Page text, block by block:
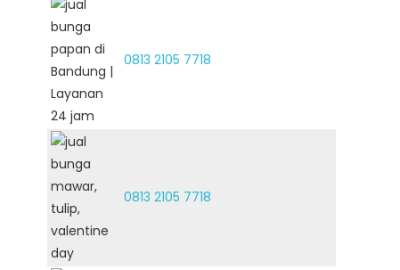
0813 2105 7718
0813 2105 7718